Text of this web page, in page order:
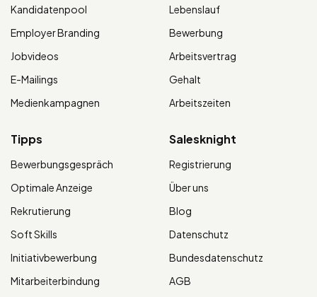
Kandidatenpool
Employer Branding
Jobvideos
E-Mailings
Medienkampagnen
Lebenslauf
Bewerbung
Arbeitsvertrag
Gehalt
Arbeitszeiten
Tipps
Bewerbungsgespräch
Optimale Anzeige
Rekrutierung
Soft Skills
Initiativbewerbung
Mitarbeiterbindung
Salesknight
Registrierung
Über uns
Blog
Datenschutz
Bundesdatenschutz
AGB